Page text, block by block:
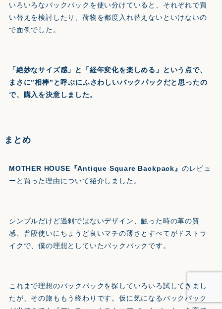
いろいろなバックパックを使い分けていると、それぞれで買
い替えを検討したり、荷物を都度入れ替えないといけないの
で面倒でした。
「絶妙なサイズ感」と「経年変化を楽しめる」という点で、
まさに”相棒”と呼ぶにふさわしいバックパックだと思ったの
で、購入を決意しました。
まとめ
MOTHER HOUSE『Antique Square Backpack』 のレビュ
ーと買った理由について紹介しました。
シンプルだけど過剰ではないデザイン、触った時の革の質
感、普段使いにちょうど良いマチの薄さとすべてがドストラ
イクで、僕の理想としていたバックパックです。
これまで理想のバックパックを探していろいろ試してきまし
たが、その旅ももう終わりです。仮に気になるバックパック